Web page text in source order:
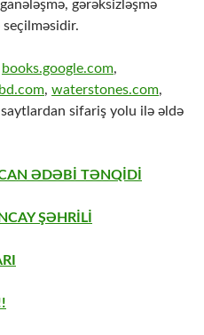
gərəksizləşmə
books.google.com,
, waterstones.com,
sifariş yolu ilə əldə
ƏDƏBİ TƏNQİDİ
ŞƏHRİLİ